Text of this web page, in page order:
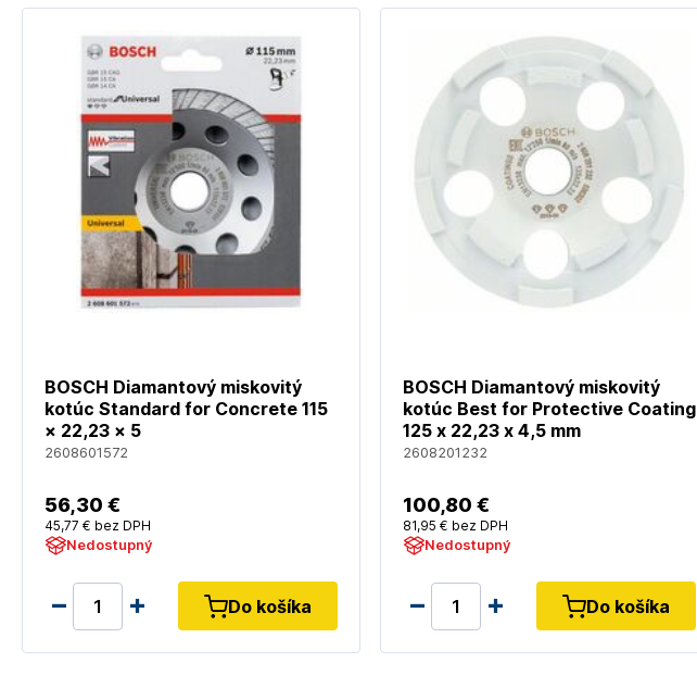
BOSCH Diamantový miskovitý
kotúc Standard for Concrete 115
× 22,23 × 5
2608601572
56,30 €
45,77 € bez DPH
Nedostupný
Do košíka
BOSCH Diamantový miskovitý
kotúc Best for Protective Coating
125 x 22,23 x 4,5 mm
2608201232
100,80 €
81,95 € bez DPH
Nedostupný
Do košíka